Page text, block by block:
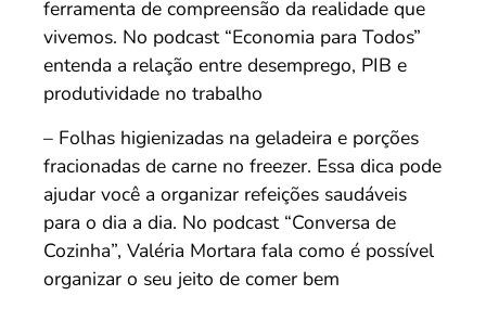
ferramenta de compreensão da realidade que
vivemos. No podcast “Economia para Todos”
entenda a relação entre desemprego, PIB e
produtividade no trabalho
– Folhas higienizadas na geladeira e porções
fracionadas de carne no freezer. Essa dica pode
ajudar você a organizar refeições saudáveis
para o dia a dia. No podcast “Conversa de
Cozinha”, Valéria Mortara fala como é possível
organizar o seu jeito de comer bem